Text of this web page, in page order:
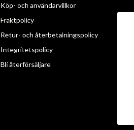
Köp- och användarvillkor
Fraktpolicy
Retur- och återbetalningspolicy
Integritetspolicy
Bli återförsäljare